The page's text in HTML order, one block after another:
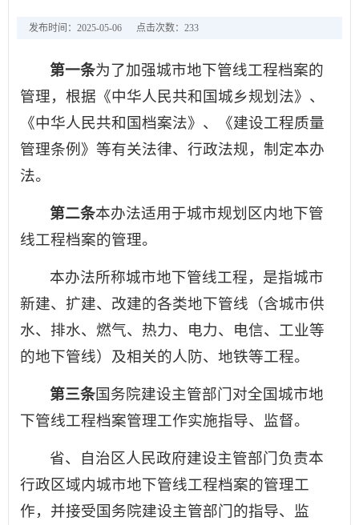
发布时间：2025-05-06 点击次数： 233
第一条为了加强城市地下管线工程档案的
管理，根据《中华人民共和国城乡规划法》、
《中华人民共和国档案法》、《建设工程质量
管理条例》等有关法律、行政法规，制定本办
法。
第二条本办法适用于城市规划区内地下管
线工程档案的管理。
本办法所称城市地下管线工程，是指城市
新建、扩建、改建的各类地下管线（含城市供
水、排水、燃气、热力、电力、电信、工业等
的地下管线）及相关的人防、地铁等工程。
第三条国务院建设主管部门对全国城市地
下管线工程档案管理工作实施指导、监督。
省、自治区人民政府建设主管部门负责本
行政区域内城市地下管线工程档案的管理工
作，并接受国务院建设主管部门的指导、监